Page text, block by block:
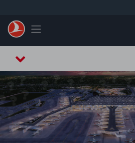
Toggle navigation